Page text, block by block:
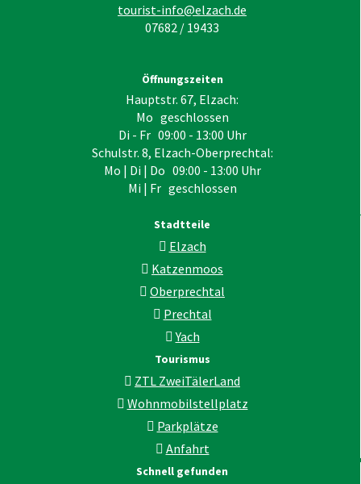
tourist-info@elzach.de
07682 / 19433
Öffnungszeiten
Hauptstr. 67, Elzach:
Mo geschlossen
Di - Fr 09:00 - 13:00 Uhr
Schulstr. 8, Elzach-Oberprechtal:
Mo | Di | Do 09:00 - 13:00 Uhr
Mi | Fr geschlossen
Stadtteile
Elzach
Katzenmoos
Oberprechtal
Prechtal
Yach
Tourismus
ZTL ZweiTälerLand
Wohnmobilstellplatz
Parkplätze
Anfahrt
Schnell gefunden